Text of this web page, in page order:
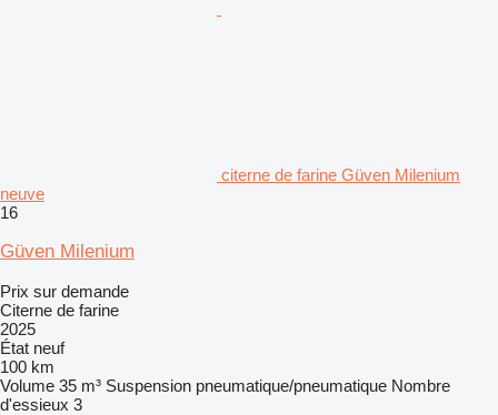
citerne de farine Güven Milenium
neuve
16
Güven Milenium
Prix sur demande
Citerne de farine
2025
État neuf
100 km
Volume 35 m³ Suspension pneumatique/pneumatique Nombre
d'essieux 3